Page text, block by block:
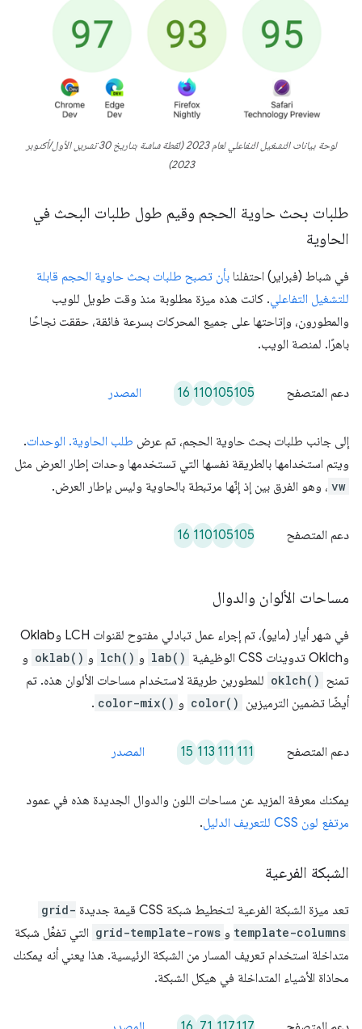
لوحة بيانات التشغيل التفاعلي لعام 2023 (لقطة شاشة بتاريخ 30 تشرين الأول/أكتوبر
2023)
طلبات بحث حاوية الحجم وقيم طول طلبات البحث في
الحاوية
في شباط (فبراير) احتفلنا بأن تصبح طلبات بحث حاوية الحجم قابلة
للتشغيل التفاعلي. كانت هذه ميزة مطلوبة منذ وقت طويل للويب
والمطورون، وإتاحتها على جميع المحركات بسرعة فائقة، حققت نجاحًا
باهرًا. لمنصة الويب.
دعم المتصفح 105
105
110
16 المصدر
إلى جانب طلبات بحث حاوية الحجم، تم عرض طلب الحاوية. الوحدات.
ويتم استخدامها بالطريقة نفسها التي تستخدمها وحدات إطار العرض مثل
vw ، وهو الفرق بين إذ إنّها مرتبطة بالحاوية وليس بإطار العرض.
دعم المتصفح 105
105
110
16
مساحات الألوان والدوال
في شهر أيار (مايو)، تم إجراء عمل تبادلي مفتوح لقنوات LCH وOklab
وOklch تدوينات CSS الوظيفية
lab() و lch() و oklab() و
تمنح oklch() للمطورين طريقة لاستخدام مساحات الألوان هذه. تم
أيضًا تضمين الترميزين color() و color-mix()
.
دعم المتصفح 111
111
113
15 المصدر
يمكنك معرفة المزيد عن مساحات اللون والدوال الجديدة هذه في عمود
مرتفع لون CSS للتعريف الدليل
.
الشبكة الفرعية
تعد ميزة الشبكة الفرعية لتخطيط شبكة CSS قيمة جديدة
grid-
template-columns و grid-template-rows التي تفعِّل شبكة
متداخلة استخدام تعريف المسار من الشبكة الرئيسية. هذا يعني أنه يمكنك
محاذاة الأشياء المتداخلة في هيكل الشبكة.